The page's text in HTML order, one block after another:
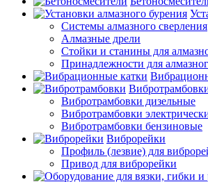
Системы алмазного сверления
Алмазные дрели
Стойки и станины для
Принадлежности для
Вибротрамбовки дизельные
Вибротрамбовки
Вибротрамбовки бензиновые
Виброрейки
Профиль (лезвие) для
Привод для виброрейки